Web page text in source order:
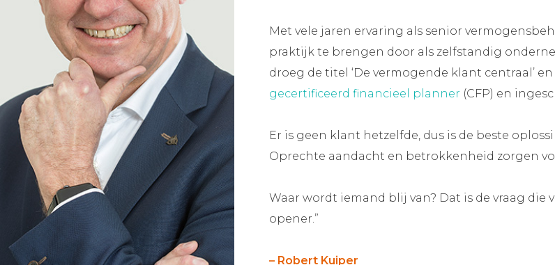
Met vele jaren ervaring als senior
praktijk te brengen door als zelfstandig
droeg de titel ‘De vermogende klant centraal’
gecertificeerd financieel planner (CFP) en
Er is geen klant hetzelfde, dus is de beste
Oprechte aandacht en betrokkenheid zorgen
Waar wordt iemand blij van? Dat is de vraag die
opener.”
– Robert Kuiper